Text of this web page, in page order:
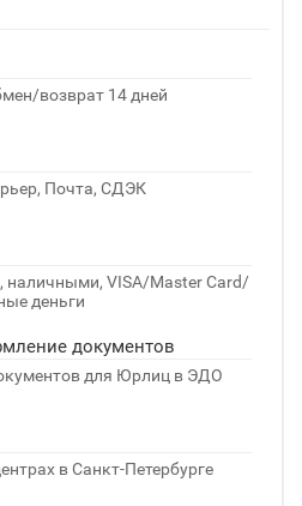
возврат 14 дней
Почта, СДЭК
наличными, VISA/Master Card/
деньги
документов
для Юрлиц в ЭДО
в Санкт-Петербурге